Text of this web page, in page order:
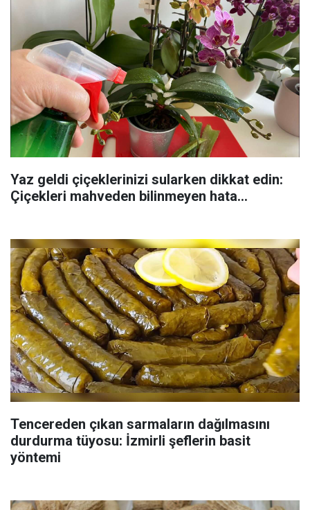
Yaz geldi çiçeklerinizi sularken dikkat edin:
Çiçekleri mahveden bilinmeyen hata...
Tencereden çıkan sarmaların dağılmasını
durdurma tüyosu: İzmirli şeflerin basit
yöntemi